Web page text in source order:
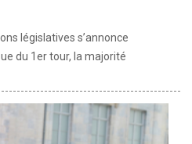
législatives s’annonce
du 1er tour, la majorité